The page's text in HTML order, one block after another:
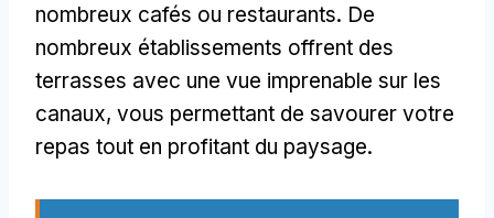
nombreux cafés ou restaurants. De
nombreux établissements offrent des
terrasses avec une vue imprenable sur les
canaux, vous permettant de savourer votre
repas tout en profitant du paysage.